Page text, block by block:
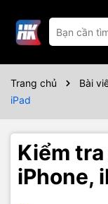
Trang chủ Bài
iPad
Kiểm
iPhone,